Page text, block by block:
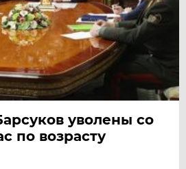
уволены со
по возрасту